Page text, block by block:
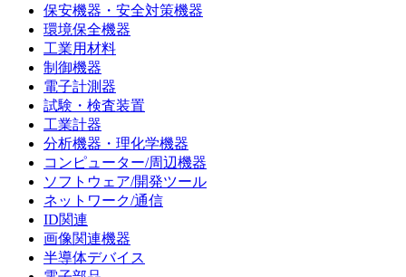
保安機器・安全対策機器
環境保全機器
工業用材料
制御機器
電子計測器
試験・検査装置
工業計器
分析機器・理化学機器
コンピューター/周辺機器
ソフトウェア/開発ツール
ネットワーク/通信
ID関連
画像関連機器
半導体デバイス